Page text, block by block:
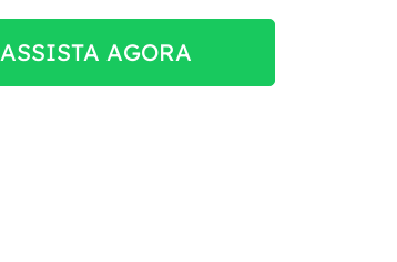
ASSISTA AGORA